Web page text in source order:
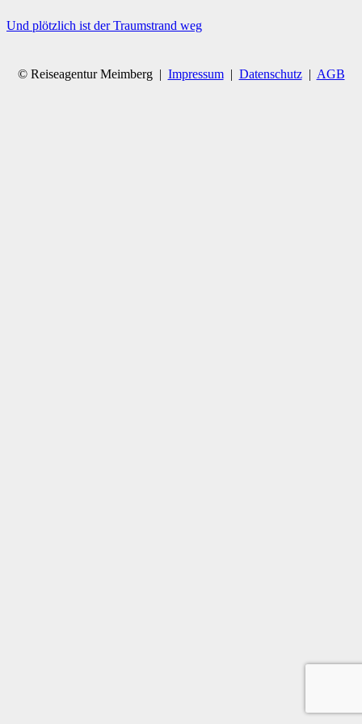
Und plötzlich ist der Traumstrand weg
© Reiseagentur Meimberg | Impressum| Datenschutz| AGB